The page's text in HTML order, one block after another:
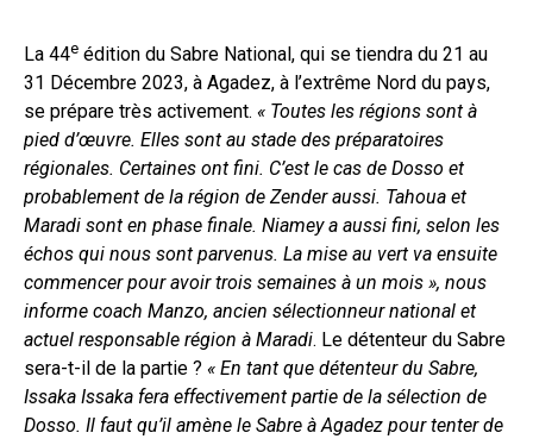
La 44e édition du Sabre National, qui se tiendra du 21 au
31 Décembre 2023, à Agadez, à l’extrême Nord du pays,
se prépare très activement. « Toutes les régions sont à
pied d’œuvre. Elles sont au stade des préparatoires
régionales. Certaines ont fini. C’est le cas de Dosso et
probablement de la région de Zender aussi. Tahoua et
Maradi sont en phase finale. Niamey a aussi fini, selon les
échos qui nous sont parvenus. La mise au vert va ensuite
commencer pour avoir trois semaines à un mois », nous
informe coach Manzo, ancien sélectionneur national et
actuel responsable région à Maradi. Le détenteur du Sabre
sera-t-il de la partie ? « En tant que détenteur du Sabre,
Issaka Issaka fera effectivement partie de la sélection de
Dosso. Il faut qu’il amène le Sabre à Agadez pour tenter de